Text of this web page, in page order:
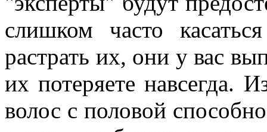
слишком часто
растрать их, они у вас
их потеряете навсегда.
волос с половой